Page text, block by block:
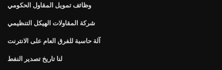
وظائف تمويل المقاول الحكومي
شركة المقاولات الهيكل التنظيمي
آلة حاسبة للفرق العام على الانترنت
لنا تاريخ تصدير النفط